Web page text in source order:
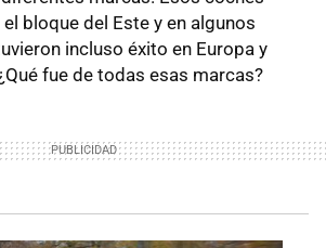
bloque del Este y en algunos
incluso éxito en Europa y
fue de todas esas marcas?